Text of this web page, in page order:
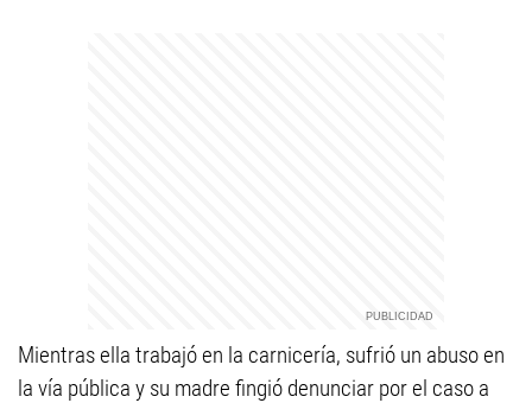
Mientras ella trabajó en la carnicería, sufrió un abuso en
la vía pública y su madre fingió denunciar por el caso a